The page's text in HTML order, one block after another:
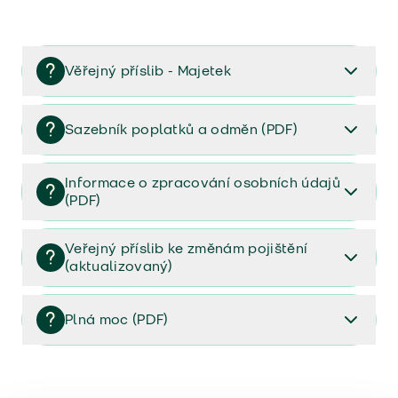
Věřejný příslib - Majetek
Věřejný příslib majetek 2023
Sazebník poplatků a odměn (PDF)
Sazebník poplatků a odměn (PDF)
Informace o zpracování osobních údajů
(PDF)
Informace o zpracování osobních údajů (PDF)
Veřejný příslib ke změnám pojištění
(aktualizovaný)
Veřejný příslib ke změnám pojištění (aktualizovaný)
Plná moc (PDF)